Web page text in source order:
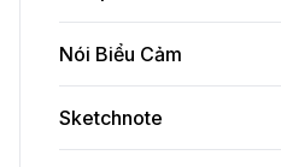
Nói Biểu Cảm
Sketchnote